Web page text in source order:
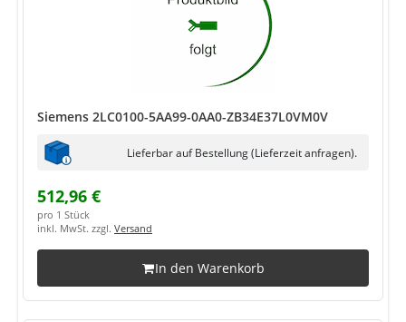
Siemens 2LC0100-5AA99-0AA0-ZB34E37L0VM0V
Lieferbar auf Bestellung (Lieferzeit anfragen).
512,96 €
pro 1 Stück
inkl. MwSt. zzgl. Versand
In den Warenkorb